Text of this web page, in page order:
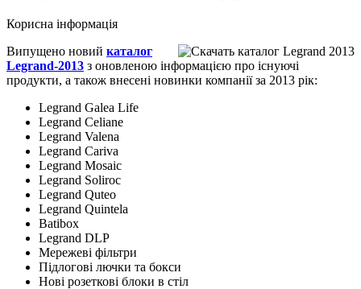
Корисна інформація
Випущено новий каталог
Legrand-2013 з оновленою інформацією про існуючі
продукти, а також внесені новинки компанії за 2013 рік:
Legrand Galea Life
Legrand Celiane
Legrand Valena
Legrand Cariva
Legrand Mosaic
Legrand Soliroc
Legrand Quteo
Legrand Quintela
Batibox
Legrand DLP
Мережеві фільтри
Підлогові лючки та бокси
Нові розеткові блоки в стіл